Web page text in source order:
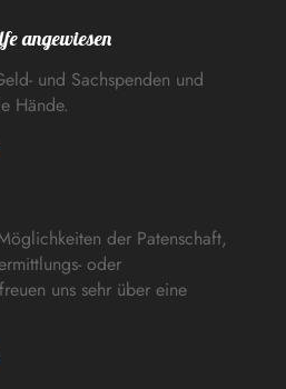
angewiesen
und Sachspenden und
Hände.
der Patenschaft,
oder
uns sehr über eine